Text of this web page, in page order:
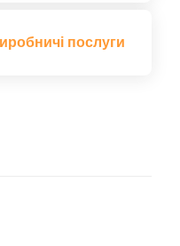
послуги